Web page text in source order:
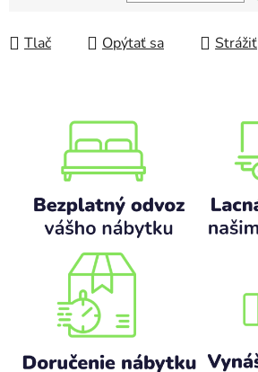
Tlač Opýtať sa Strážiť